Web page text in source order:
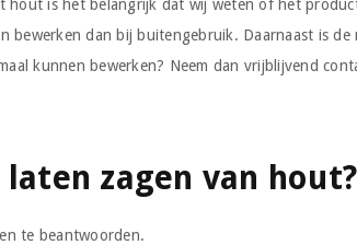
hout is het belangrijk dat wij weten of het
dan bij buitengebruik. Daarnaast is de
kunnen bewerken? Neem dan vrijblijvend
zagen van hout?
te beantwoorden.